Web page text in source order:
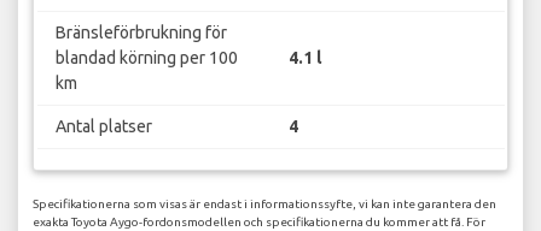
Bränsleförbrukning för
blandad körning per 100
km
4.1 l
Antal platser 4
Specifikationerna som visas är endast i informationssyfte, vi kan inte garantera den
exakta Toyota Aygo-fordonsmodellen och specifikationerna du kommer att få. För